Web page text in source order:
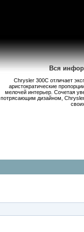
Вся
Chrysler 300С отличает
аристократические
мелочей интерьер. Сочетая
потрясающим дизайном,